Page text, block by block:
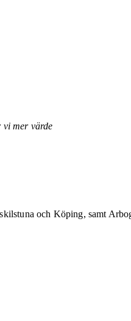
vi mer värde
och Köping, samt